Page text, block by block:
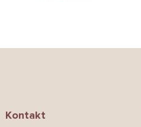
Kontakt